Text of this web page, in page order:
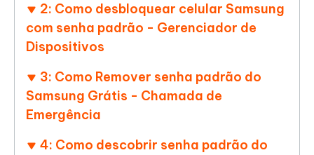
2: Como desbloquear celular Samsung
com senha padrão - Gerenciador de
Dispositivos
3: Como Remover senha padrão do
Samsung Grátis - Chamada de
Emergência
4: Como descobrir senha padrão do